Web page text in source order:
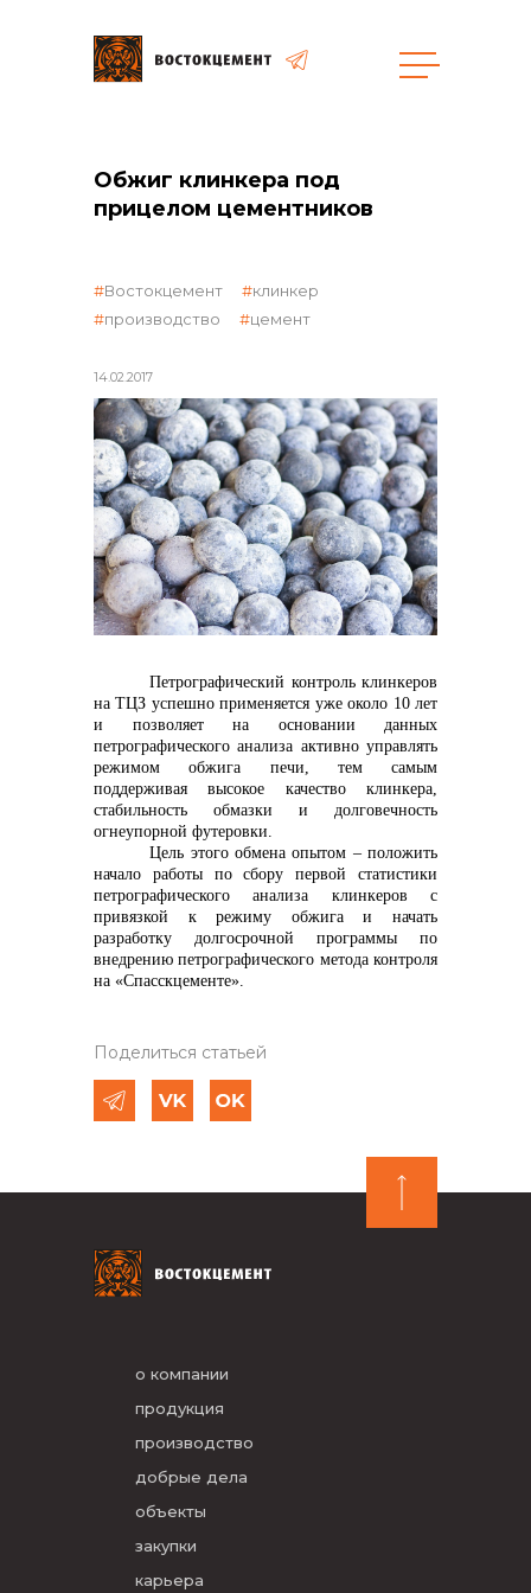
Объекты
Закупки
реализация неликвидов
контакты отдела закупок
+7 (423) 234 50 50
info@vostokcement.ru
Обжиг клинкера под
прицелом цементников
14.02.2017
Востокцемент
клинкер
производство
цемент
Петрографический контроль клинкеров
на ТЦЗ успешно применяется уже около 10 лет
и позволяет на основании данных
петрографического анализа активно управлять
режимом обжига печи, тем самым
поддерживая высокое качество клинкера,
стабильность обмазки и долговечность
огнеупорной футеровки.
Цель этого обмена опытом – положить
начало работы по сбору первой статистики
петрографического анализа клинкеров с
привязкой к режиму обжига и начать
разработку долгосрочной программы по
внедрению петрографического метода контроля
на «Спасскцементе».
Поделиться статьей
о компании
продукция
производство
добрые дела
объекты
закупки
карьера